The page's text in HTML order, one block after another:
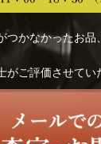
つかなかったお品
ご評価させてい